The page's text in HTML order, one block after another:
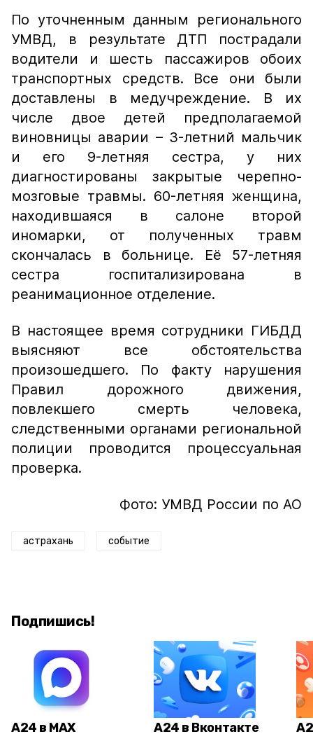
По уточненным данным регионального
УМВД, в результате ДТП пострадали
водители и шесть пассажиров обоих
транспортных средств. Все они были
доставлены в медучреждение. В их
числе двое детей предполагаемой
виновницы аварии – 3-летний мальчик
и его 9-летняя сестра, у них
диагностированы закрытые черепно-
мозговые травмы. 60-летняя женщина,
находившаяся в салоне второй
иномарки, от полученных травм
скончалась в больнице. Её 57-летняя
сестра госпитализирована в
реанимационное отделение.
В настоящее время сотрудники ГИБДД
выясняют все обстоятельства
произошедшего. По факту нарушения
Правил дорожного движения,
повлекшего смерть человека,
следственными органами региональной
полиции проводится процессуальная
проверка.
Фото: УМВД России по АО
астрахань событие
Подпишись!
А24 в MAX А24 в Вконтакте